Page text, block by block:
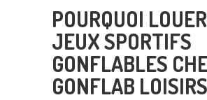
POURQUOI
JEUX SPORTIFS
GONFLABLES
GONFLAB